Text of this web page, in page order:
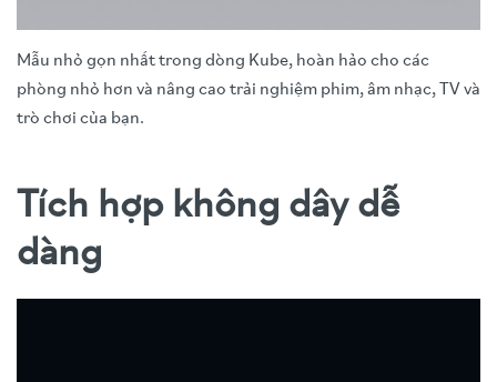
Mẫu nhỏ gọn nhất trong dòng Kube, hoàn hảo cho các
phòng nhỏ hơn và nâng cao trải nghiệm phim, âm nhạc, TV và
trò chơi của bạn.
Tích hợp không dây dễ
dàng